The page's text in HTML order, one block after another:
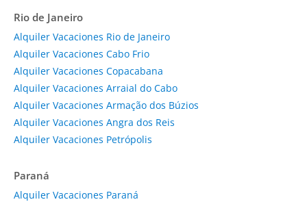
Rio de Janeiro
Alquiler Vacaciones Rio de Janeiro
Alquiler Vacaciones Cabo Frio
Alquiler Vacaciones Copacabana
Alquiler Vacaciones Arraial do Cabo
Alquiler Vacaciones Armação dos Búzios
Alquiler Vacaciones Angra dos Reis
Alquiler Vacaciones Petrópolis
Paraná
Alquiler Vacaciones Paraná